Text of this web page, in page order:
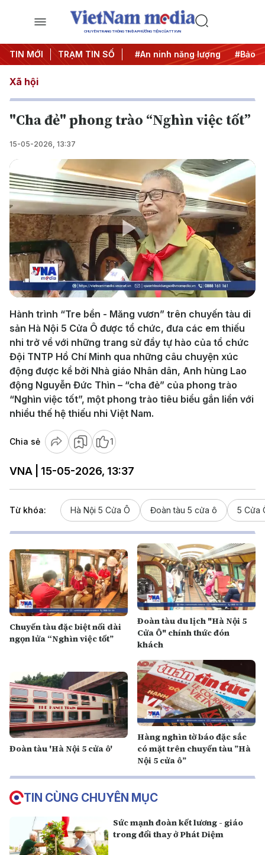
CHUYÊN TRANG THÔNG TIN ĐA PHƯƠNG TIỆN CỦA TTXVN
TIN MỚI TRẠM TIN SỐ
#Căng thẳng Trung Đông #An ninh năng lượng #Bảo
Xã hội
"Cha đẻ" phong trào “Nghìn việc tốt”
15-05-2026, 13:37
Play
Video
Hành trình “Tre bền - Măng vươn” trên chuyến tàu di
sản Hà Nội 5 Cửa Ô được tổ chức, đưa các em thiếu
nhi trở về với những trang sử đầy tự hào của tổ chức
Đội TNTP Hồ Chí Minh qua những câu chuyện xúc
động được kể bởi Nhà giáo Nhân dân, Anh hùng Lao
động Nguyễn Đức Thìn – “cha đẻ” của phong trào
“Nghìn việc tốt”, một phong trào tiêu biểu gắn liền với
nhiều thế hệ thiếu nhi Việt Nam.
Chia sẻ 1
VNA | 15-05-2026, 13:37
Từ khóa: Hà Nội 5 Cửa Ô Đoàn tàu 5 cửa ô 5 Cửa
Chuyến tàu đặc biệt nối dài
ngọn lửa “Nghìn việc tốt”
Đoàn tàu du lịch "Hà Nội 5
Cửa Ô" chính thức đón
khách
Đoàn tàu 'Hà Nội 5 cửa ô'
Hàng nghìn tờ báo đặc sắc
có mặt trên chuyến tàu ”Hà
Nội 5 cửa ô”
TIN CÙNG CHUYÊN MỤC
Sức mạnh đoàn kết lương - giáo
trong đổi thay ở Phát Diệm